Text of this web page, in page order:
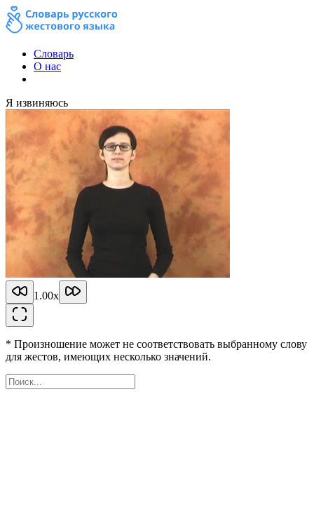
Словарь
О нас
Я извиняюсь
1.00x
* Произношение может не соответствовать выбранному слову
для жестов, имеющих несколько значений.